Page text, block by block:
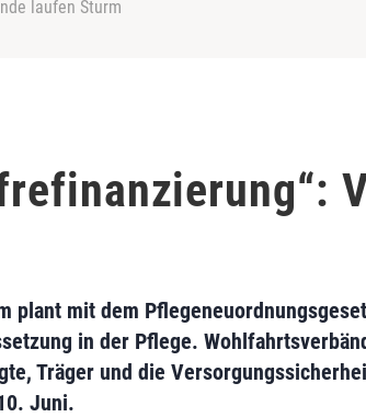
laufen Sturm
plant mit dem
in der Pflege.
Träger und die
Juni.